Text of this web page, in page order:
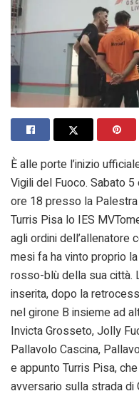
È alle porte l’inizio
Vigili del Fuoco. Sabato
ore 18 presso la
Turris Pisa lo IES
agli ordini dell’allenatore
mesi fa ha vinto proprio
rosso-blù della sua città.
inserita, dopo la
nel girone B insieme ad
Invicta Grosseto, Jolly
Pallavolo Cascina,
e appunto Turris Pisa,
avversario sulla strada di